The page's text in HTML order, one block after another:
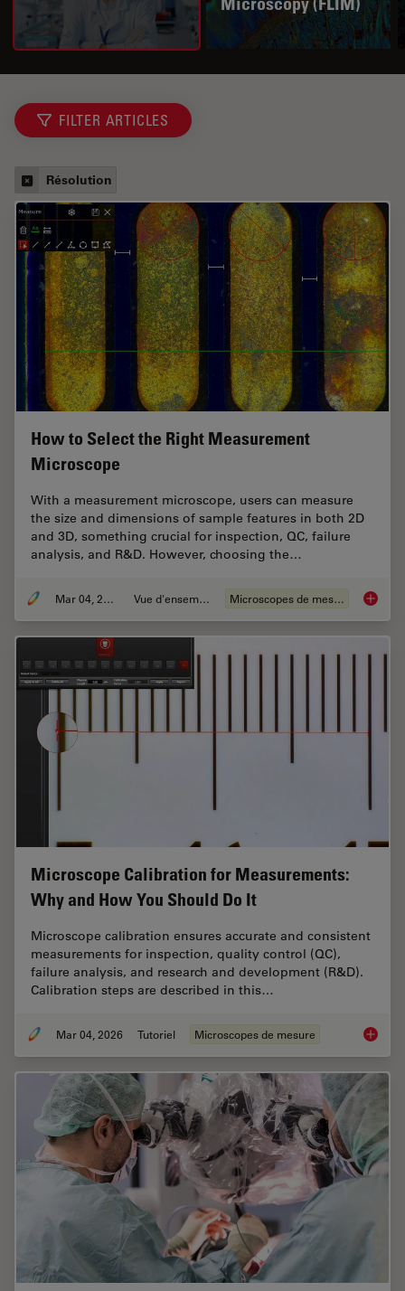
FILTER ARTICLES
Résolution
How to Select the Right Measurement
Microscope
With a measurement microscope, users can measure
the size and dimensions of sample features in both 2D
and 3D, something crucial for inspection, QC, failure
analysis, and R&D. However, choosing the…
Mar 04, 2026 Vue d'ensemble Microscopes de mesure How to
Microscope Calibration for Measurements:
Why and How You Should Do It
Microscope calibration ensures accurate and consistent
measurements for inspection, quality control (QC),
failure analysis, and research and development (R&D).
Calibration steps are described in this…
Mar 04, 2026 Tutoriel Microscopes de mesure